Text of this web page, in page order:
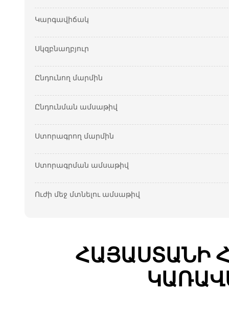
Կարգավիճակ
Սկզբնաղբյուր
Ընդունող մարմին
Ընդունման ամսաթիվ
Ստորագրող մարմին
Ստորագրման ամսաթիվ
Ուժի մեջ մտնելու ամսաթիվ
ՀԱՅԱՍՏԱՆԻ